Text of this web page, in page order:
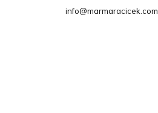
info@marmaracicek.com